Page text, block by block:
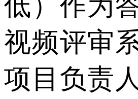
视频评审
项目负责